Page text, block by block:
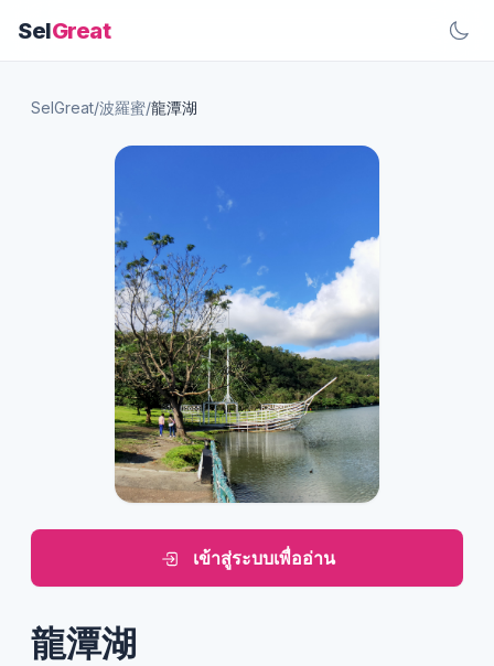
SelGreat
SelGreat/波羅蜜/龍潭湖
เข้าสู่ระบบเพื่ออ่าน
龍潭湖